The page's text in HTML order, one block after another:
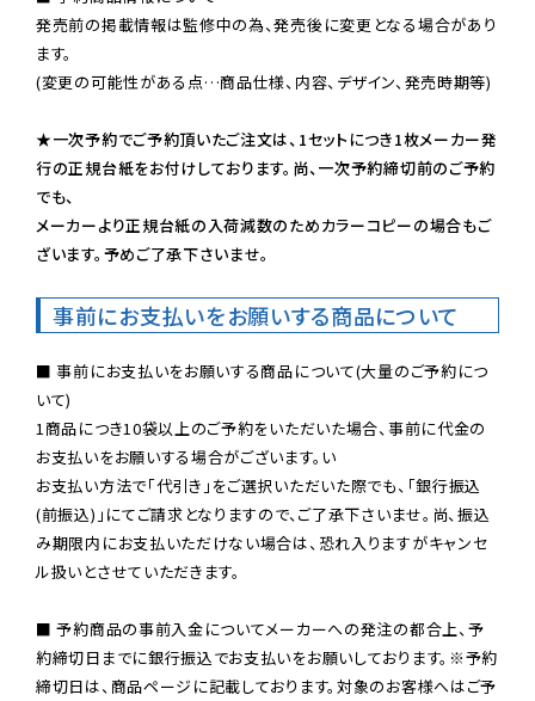
発売前の掲載情報は監修中の為、発売後に変更となる場合があり
ます。
(変更の可能性がある点…商品仕様、内容、デザイン、発売時期等)
★一次予約でご予約頂いたご注文は、1セットにつき1枚メーカー発
行の正規台紙をお付けしております。尚、一次予約締切前のご予約
でも、
メーカーより正規台紙の入荷減数のためカラーコピーの場合もご
ざいます。予めご了承下さいませ。
事前にお支払いをお願いする商品について
■ 事前にお支払いをお願いする商品について(大量のご予約につ
いて)
1商品につき10袋以上のご予約をいただいた場合、事前に代金の
お支払いをお願いする場合がございます。い
お支払い方法で「代引き」をご選択いただいた際でも、「銀行振込
(前振込)」にてご請求となりますので、ご了承下さいませ。尚、振込
み期限内にお支払いただけない場合は、恐れ入りますがキャンセ
ル扱いとさせていただきます。
■ 予約商品の事前入金についてメーカーへの発注の都合上、予
約締切日までに銀行振込でお支払いをお願いしております。※予約
締切日は、商品ページに記載しております。対象のお客様へはご予